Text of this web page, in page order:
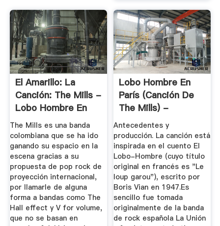
El Amarillo: La
Canción: The Mills -
Lobo Hombre En
París ...
The Mills es una banda
colombiana que se ha ido
ganando su espacio en la
escena gracias a su
propuesta de pop rock de
proyección internacional,
por llamarle de alguna
forma a bandas como The
Hall effect y V for volume,
que no se basan en
Lobo Hombre En
París (canción De
The Mills) -
Wikipedia ...
Antecedentes y
producción. La canción está
inspirada en el cuento El
Lobo-Hombre (cuyo título
original en francés es "Le
loup garou"), escrito por
Boris Vian en 1947.Es
sencillo fue tomada
originalmente de la banda
de rock española La Unión